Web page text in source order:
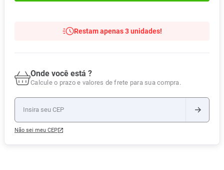
Restam apenas 3 unidades!
Onde você está ?
Calcule o prazo e valores de frete para sua compra.
Não sei meu CEP